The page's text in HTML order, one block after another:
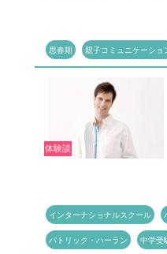
思春期 親子コミュニケーショ
体験談
インターナショナルスクール
パトリック・ハーラン 中学受